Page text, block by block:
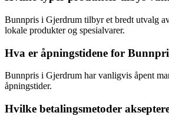
Bunnpris i Gjerdrum tilbyr et bredt utvalg
lokale produkter og spesialvarer.
Hva er åpningstidene for
Bunnpris i Gjerdrum har vanligvis åpent
åpningstider.
Hvilke betalingsmetoder